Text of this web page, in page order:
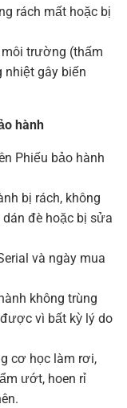
rách mất hoặc bị
trường (thấm
nhiệt gây biến
hành
Phiếu bảo hành
bị rách, không
đè hoặc bị sửa
và ngày mua
không trùng
vì bất kỳ lý do
cơ học làm rơi,
ướt, hoen rỉ